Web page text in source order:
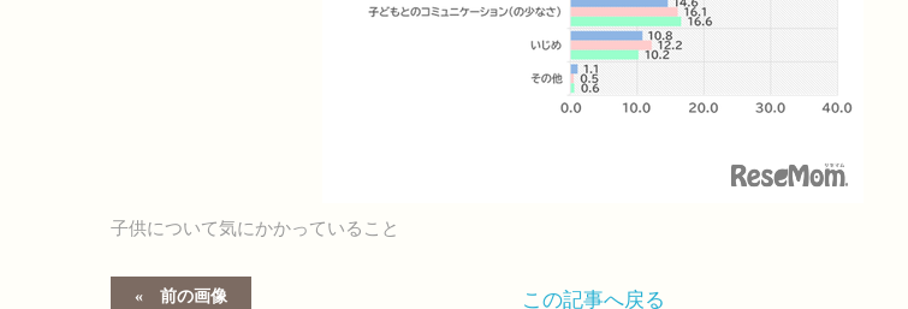
子供について気にかかっていること
前の画像 この記事へ戻る